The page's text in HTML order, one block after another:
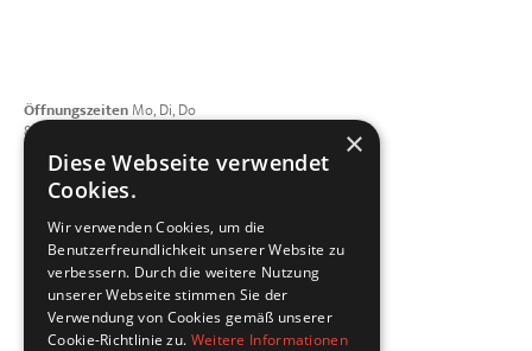
ÖffnungszeitenMo, Di, Do
8:00 - 12:00 | 13:00 - 17:00 Uhr
Mittwoch geschlossen
Freitag 8:00 - 15:00 Uhr
Telefon
+49 821 4208508-0
E-Mail schreiben
dellfix GmbH
Porschestraße 3
86368 Gersthofen
Vernetzen Sie sich mit uns
×
Diese Webseite verwendet
Cookies.
Wir verwenden Cookies, um die
Benutzerfreundlichkeit unserer Website zu
verbessern. Durch die weitere Nutzung
unserer Webseite stimmen Sie der
Verwendung von Cookies gemäß unserer
Cookie-Richtlinie zu. Weitere Informationen